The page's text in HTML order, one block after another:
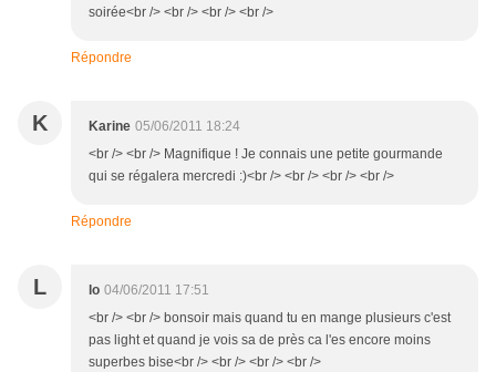
soirée<br /> <br /> <br /> <br />
Répondre
K Karine 05/06/2011 18:24
<br /> <br /> Magnifique ! Je connais une petite gourmande
qui se régalera mercredi :)<br /> <br /> <br /> <br />
Répondre
L lo 04/06/2011 17:51
<br /> <br /> bonsoir mais quand tu en mange plusieurs c'est
pas light et quand je vois sa de près ca l'es encore moins
superbes bise<br /> <br /> <br /> <br />